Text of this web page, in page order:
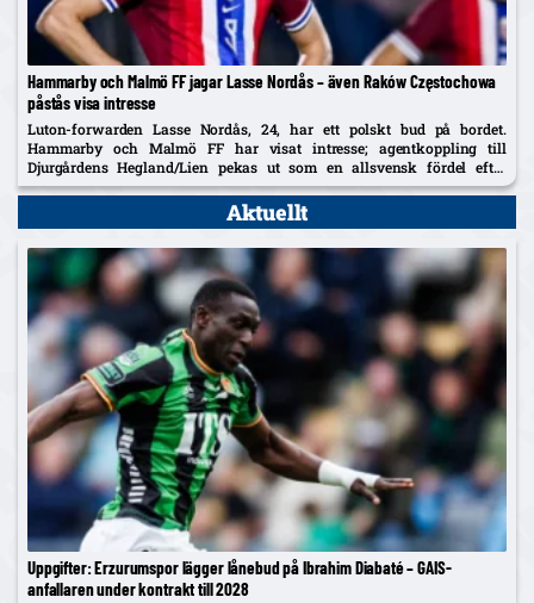
Hammarby och Malmö FF jagar Lasse Nordås – även Raków Częstochowa
påstås visa intresse
Luton-forwarden Lasse Nordås, 24, har ett polskt bud på bordet.
Hammarby och Malmö FF har visat intresse; agentkoppling till
Djurgårdens Hegland/Lien pekas ut som en allsvensk fördel efter
norrmannens succélån i Heerenveen.
Aktuellt
Uppgifter: Erzurumspor lägger lånebud på Ibrahim Diabaté – GAIS-
anfallaren under kontrakt till 2028